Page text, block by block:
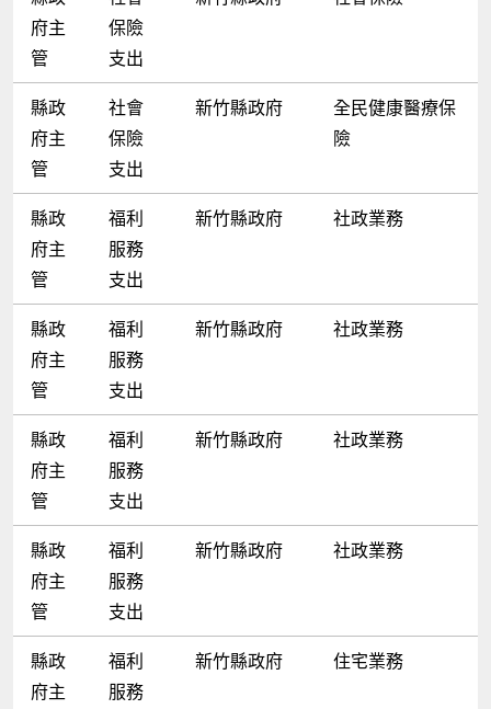
府主
管
保險
支出
縣政
府主
管
社會
保險
支出
新竹縣政府
全民健康醫療保
險
縣政
府主
管
福利
服務
支出
新竹縣政府 社政業務
縣政
府主
管
福利
服務
支出
新竹縣政府 社政業務
縣政
府主
管
福利
服務
支出
新竹縣政府 社政業務
縣政
府主
管
福利
服務
支出
新竹縣政府 社政業務
縣政
府主
福利
服務
新竹縣政府 住宅業務